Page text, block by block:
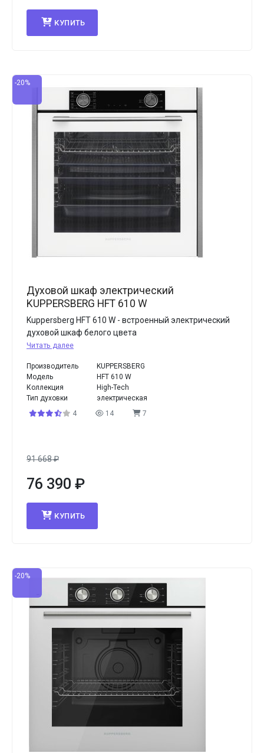
КУПИТЬ
-20%
Духовой шкаф электрический
KUPPERSBERG HFT 610 W
Kuppersberg HFT 610 W - встроенный электрический
духовой шкаф белого цвета
Читать далее
Производитель
KUPPERSBERG
Модель
HFT 610 W
Коллекция
High-Tech
Тип духовки
электрическая
4
14 7
91 668₽
76 390 ₽
КУПИТЬ
-20%